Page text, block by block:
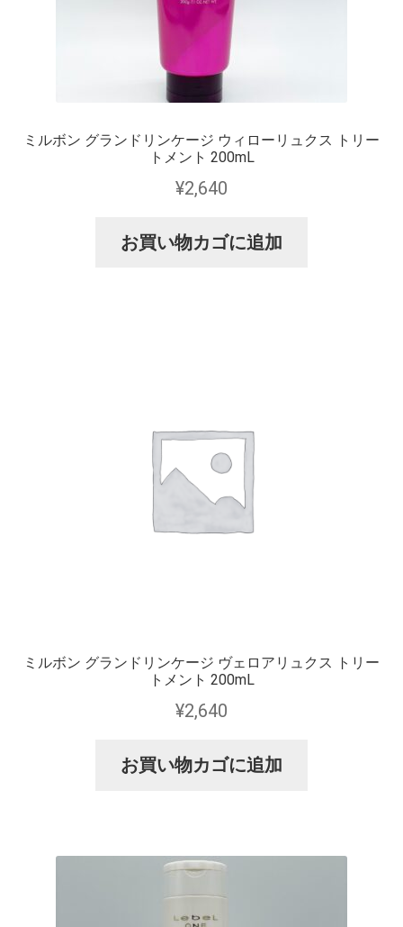
ミルボン グランドリンケージ ウィローリュクス トリー
トメント 200mL
¥2,640
お買い物カゴに追加
ミルボン グランドリンケージ ヴェロアリュクス トリー
トメント 200mL
¥2,640
お買い物カゴに追加